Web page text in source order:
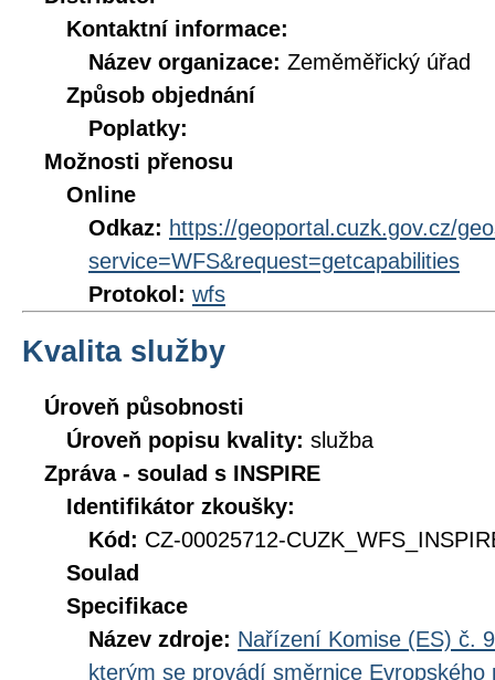
Kontaktní informace:
Název organizace: Zeměměřický úřad
Způsob objednání
Poplatky:
Možnosti přenosu
Online
Odkaz: https://geoportal.cuzk.gov.cz/
service=WFS&request=getcapabilities
Protokol: wfs
Kvalita služby
Úroveň působnosti
Úroveň popisu kvality: služba
Zpráva - soulad s INSPIRE
Identifikátor zkoušky:
Kód: CZ-00025712-
Soulad
Specifikace
Název zdroje: Nařízení Komise (ES) č.
kterým se provádí směrnice